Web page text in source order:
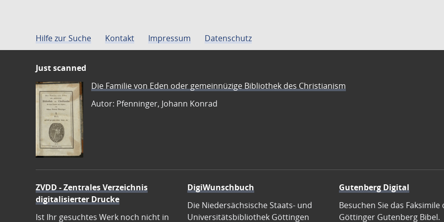
Hilfe zur Suche Kontakt Impressum Datenschutz
Just scanned
Die Familie von Eden oder gemeinnüzige Bibliothek des Christianism
Autor: Pfenninger, Johann Konrad
ZVDD - Zentrales Verzeichnis
digitalisierter Drucke
Ist Ihr gesuchtes Werk noch nicht in
DigiWunschbuch
Die Niedersächsische Staats- und
Universitätsbibliothek Göttingen
Gutenberg Digital
Besuchen Sie das Faksimile
Göttinger Gutenberg Bibel.